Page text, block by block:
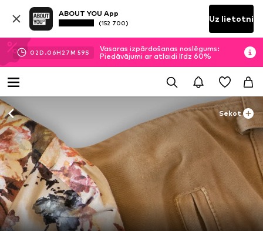
ABOUT YOU App
(152 700) Uz lietotni
02D.06H 27M 59S
Vasaras izpārdošanas noslēgums:
Piedāvājumi ar atlaidi līdz 60%
Sekot